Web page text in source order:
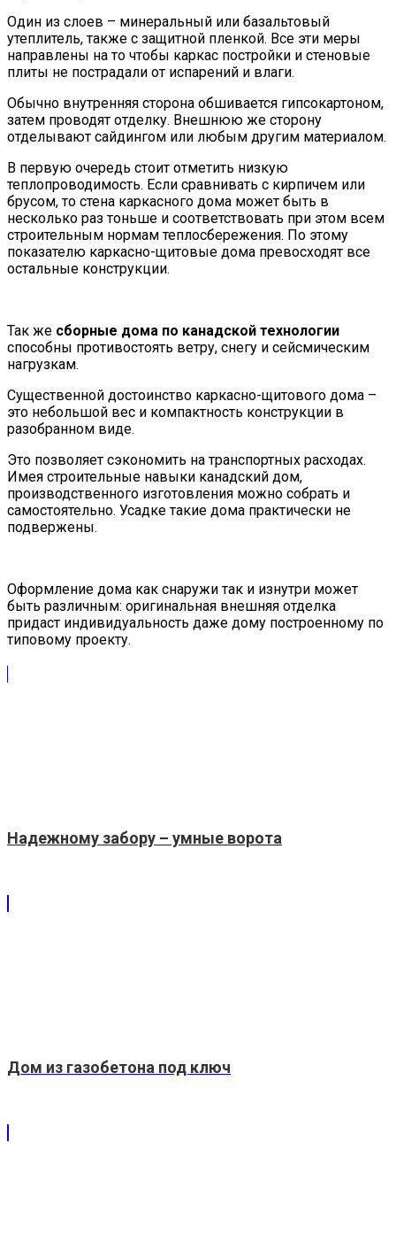
Один из слоев – минеральный или базальтовый
утеплитель, также с защитной пленкой. Все эти меры
направлены на то чтобы каркас постройки и стеновые
плиты не пострадали от испарений и влаги.
Обычно внутренняя сторона обшивается гипсокартоном,
затем проводят отделку. Внешнюю же сторону
отделывают сайдингом или любым другим материалом.
В первую очередь стоит отметить низкую
теплопроводимость. Если сравнивать с кирпичем или
брусом, то стена каркасного дома может быть в
несколько раз тоньше и соответствовать при этом всем
строительным нормам теплосбережения. По этому
показателю каркасно-щитовые дома превосходят все
остальные конструкции.
Так же сборные дома по канадской технологии
способны противостоять ветру, снегу и сейсмическим
нагрузкам.
Существенной достоинство каркасно-щитового дома –
это небольшой вес и компактность конструкции в
разобранном виде.
Это позволяет сэкономить на транспортных расходах.
Имея строительные навыки канадский дом,
производственного изготовления можно собрать и
самостоятельно. Усадке такие дома практически не
подвержены.
Оформление дома как снаружи так и изнутри может
быть различным: оригинальная внешняя отделка
придаст индивидуальность даже дому построенному по
типовому проекту.
Надежному забору – умные ворота
Дом из газобетона под ключ